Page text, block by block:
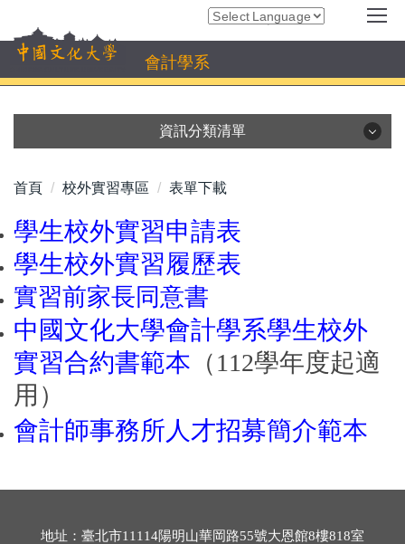
到
主
要
會計學系
Translate
資訊分類清單
學生資訊 雙聯學位
活動相簿 校外實習專區
校友交流 表單下載
首頁 校外實習專區 表單下載
學生校外實習申請表
學生校外實習履歷表
實習前家長同意書
中國文化大學會計學系學生校外
實習合約書範本 （112學年度起適
用）
會計師事務所人才招募簡介範本
地址：臺北市11114陽明山華岡路55號大恩館8樓818室